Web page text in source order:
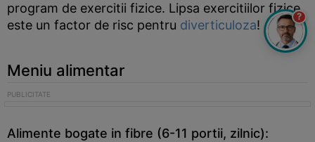
program de exercitii fizice. Lipsa exercitiilor fizice
este un factor de risc pentru diverticuloza!
Meniu alimentar
Alimente bogate in fibre (6-11 portii, zilnic):
?